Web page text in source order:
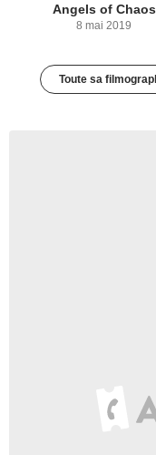
Angels of Chaos
8 mai 2019
Toute sa